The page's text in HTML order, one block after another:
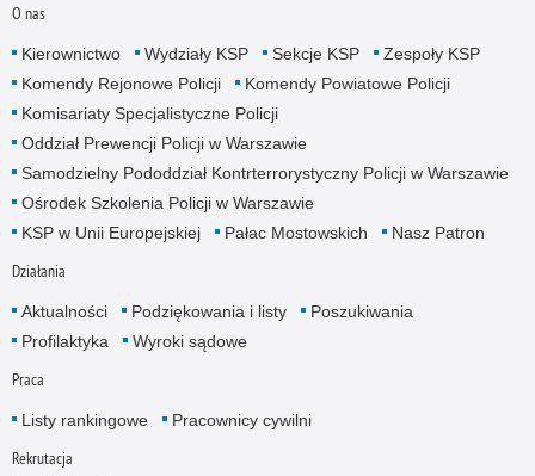
O nas
Kierownictwo Wydziały KSP Sekcje KSP
Zespoły KSP
Komendy Rejonowe Policji
Komendy Powiatowe Policji
Komisariaty Specjalistyczne Policji
Oddział Prewencji Policji w Warszawie
Samodzielny Pododdział Kontrterrorystyczny Policji w Warszawie
Ośrodek Szkolenia Policji w Warszawie
KSP w Unii Europejskiej
Pałac Mostowskich Nasz Patron
Działania
Aktualności Podziękowania i listy
Poszukiwania
Profilaktyka
Wyroki sądowe
Praca
Listy rankingowe Pracownicy cywilni
Rekrutacja